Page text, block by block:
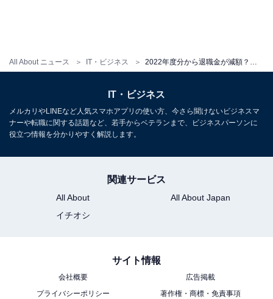
All About ニュース IT・ビジネス
退職金は平均でいくらもらえる？大卒総合職で2255万円
49歳、独身で退職金もない。1600万円の貯金だけでこの
先大丈夫ですか？
・
退職金から天引きされた所得税も確定申告で取り戻せる
IT・ビジネス
メルカリやLINEなど人気スマホアプリの使い方、今さら聞けないビジネスマ
ナーや転職に関する話題など、若手からベテランまで、ビジネスパーソンに
役立つ情報を分かりやすく解説します。
関連サービス
All About
All About Japan
イチオシ
サイト情報
会社概要
広告掲載
プライバシーポリシー
著作権・商標・免責事項